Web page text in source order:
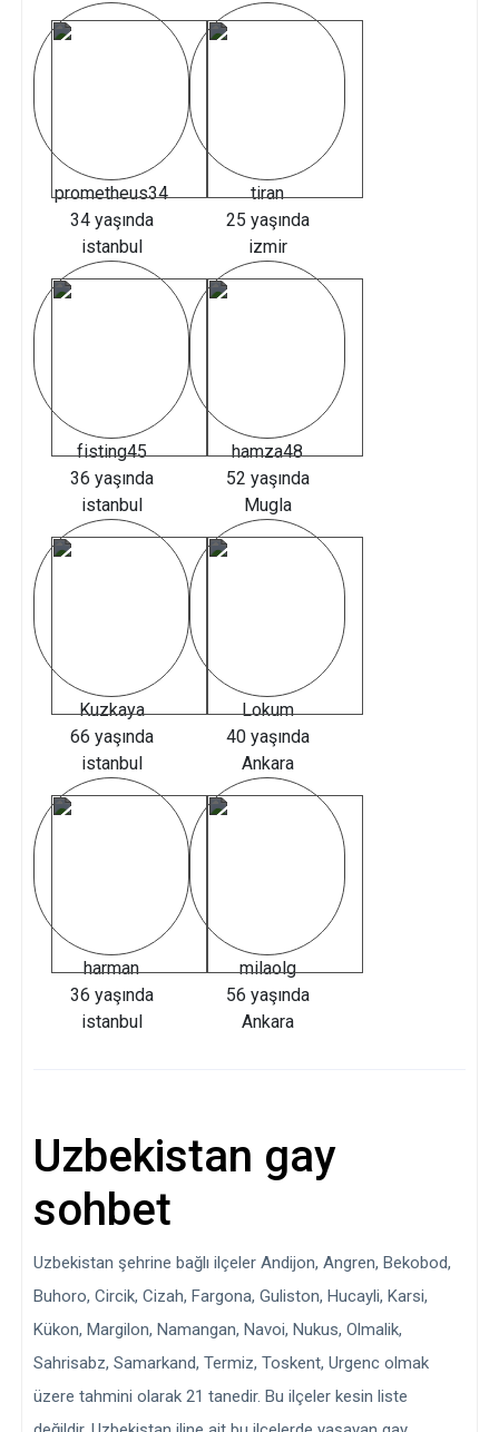
prometheus34
34 yaşında
istanbul
tiran
25 yaşında
izmir
fisting45
36 yaşında
istanbul
hamza48
52 yaşında
Mugla
Kuzkaya
66 yaşında
istanbul
Lokum
40 yaşında
Ankara
harman
36 yaşında
istanbul
milaolg
56 yaşında
Ankara
Uzbekistan gay
sohbet
Uzbekistan şehrine bağlı ilçeler Andijon, Angren, Bekobod,
Buhoro, Circik, Cizah, Fargona, Guliston, Hucayli, Karsi,
Kükon, Margilon, Namangan, Navoi, Nukus, Olmalik,
Sahrisabz, Samarkand, Termiz, Toskent, Urgenc olmak
üzere tahmini olarak 21 tanedir. Bu ilçeler kesin liste